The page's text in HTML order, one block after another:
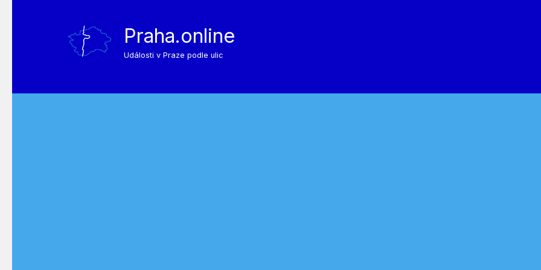
Praha.online
Události v Praze podle ulic